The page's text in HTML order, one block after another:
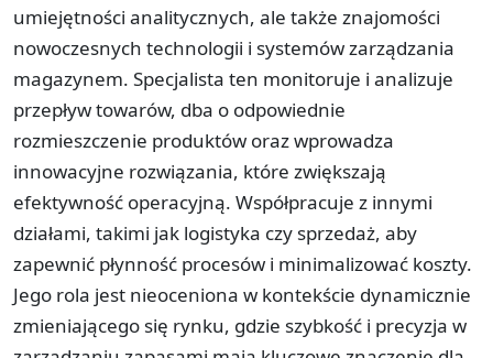
umiejętności analitycznych, ale także znajomości
nowoczesnych technologii i systemów zarządzania
magazynem. Specjalista ten monitoruje i analizuje
przepływ towarów, dba o odpowiednie
rozmieszczenie produktów oraz wprowadza
innowacyjne rozwiązania, które zwiększają
efektywność operacyjną. Współpracuje z innymi
działami, takimi jak logistyka czy sprzedaż, aby
zapewnić płynność procesów i minimalizować koszty.
Jego rola jest nieoceniona w kontekście dynamicznie
zmieniającego się rynku, gdzie szybkość i precyzja w